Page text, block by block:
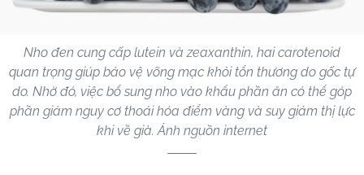
Nho đen cung cấp lutein và zeaxanthin, hai carotenoid
quan trọng giúp bảo vệ võng mạc khỏi tổn thương do gốc tự
do. Nhờ đó, việc bổ sung nho vào khẩu phần ăn có thể góp
phần giảm nguy cơ thoái hóa điểm vàng và suy giảm thị lực
khi về già. Ảnh nguồn internet